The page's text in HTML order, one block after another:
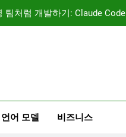
(DDD)과 TDD — AI 코딩 에이전
자인, 이제는 ‘많이’가 아니라 ‘
과 TDD — AI 코딩 에이전
언어 모델 비즈니스